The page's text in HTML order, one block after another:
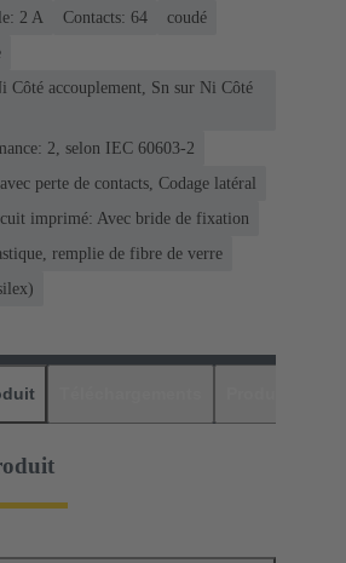
‌2 A
Contacts: 64
coudé
Côté accouplement, Sn sur Ni Côté
2, selon IEC 60603-2
perte de contacts, Codage latéral
imprimé: Avec bride de fixation
remplie de fibre de verre